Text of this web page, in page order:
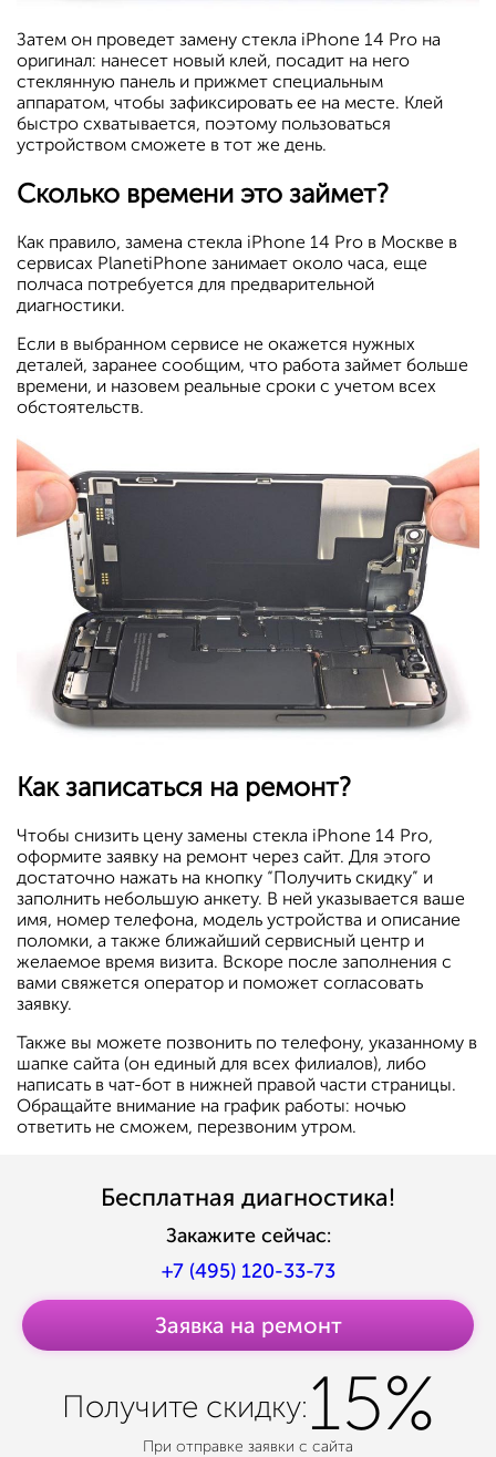
Затем он проведет замену стекла iPhone 14 Pro на
оригинал: нанесет новый клей, посадит на него
стеклянную панель и прижмет специальным
аппаратом, чтобы зафиксировать ее на месте. Клей
быстро схватывается, поэтому пользоваться
устройством сможете в тот же день.
Сколько времени это займет?
Как правило, замена стекла iPhone 14 Pro в Москве в
сервисах PlanetiPhone занимает около часа, еще
полчаса потребуется для предварительной
диагностики.
Если в выбранном сервисе не окажется нужных
деталей, заранее сообщим, что работа займет больше
времени, и назовем реальные сроки с учетом всех
обстоятельств.
Как записаться на ремонт?
Чтобы снизить цену замены стекла iPhone 14 Pro,
оформите заявку на ремонт через сайт. Для этого
достаточно нажать на кнопку “Получить скидку” и
заполнить небольшую анкету. В ней указывается ваше
имя, номер телефона, модель устройства и описание
поломки, а также ближайший сервисный центр и
желаемое время визита. Вскоре после заполнения с
вами свяжется оператор и поможет согласовать
заявку.
Также вы можете позвонить по телефону, указанному в
шапке сайта (он единый для всех филиалов), либо
написать в чат-бот в нижней правой части страницы.
Обращайте внимание на график работы: ночью
ответить не сможем, перезвоним утром.
Бесплатная диагностика!
Закажите сейчас:
+7 (495) 120-33-73
Заявка на ремонт
Получите скидку:15%
При отправке заявки с сайта